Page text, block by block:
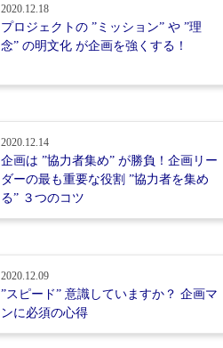
2020.12.18
プロジェクトの ”ミッション” や ”理
念” の明文化 が企画を強くする！
2020.12.14
企画は ”協力者集め” が勝負！企画リー
ダーの最も重要な役割 ”協力者を集め
る” ３つのコツ
2020.12.09
”スピード” 意識していますか？ 企画マ
ンに必須の心得